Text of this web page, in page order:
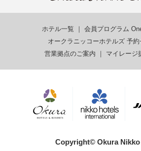
ホテル一覧 ｜ 会員プログラム
オークラニッコーホテルズ 予約
営業拠点のご案内 ｜ マイレージ
Copyright© Okura Nikko